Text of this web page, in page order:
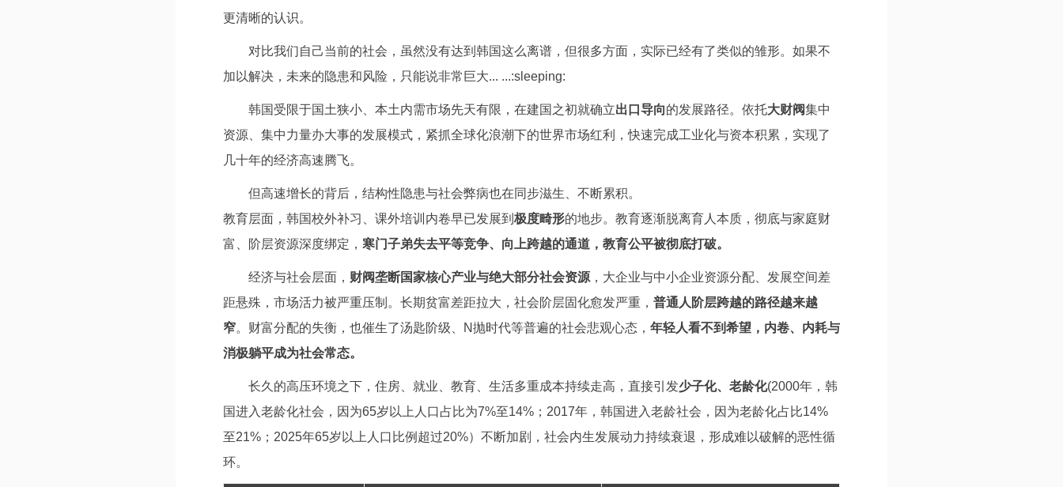
更清晰的认识。
对比我们自己当前的社会，虽然没有达到韩国这么离谱，但很多方面，实际已经有了类似的雏形。如果不
加以解决，未来的隐患和风险，只能说非常巨大... ...:sleeping:
韩国受限于国土狭小、本土内需市场先天有限，在建国之初就确立出口导向的发展路径。依托大财阀集中
资源、集中力量办大事的发展模式，紧抓全球化浪潮下的世界市场红利，快速完成工业化与资本积累，实现了
几十年的经济高速腾飞。
但高速增长的背后，结构性隐患与社会弊病也在同步滋生、不断累积。
教育层面，韩国校外补习、课外培训内卷早已发展到 极度畸形的地步。教育逐渐脱离育人本质，彻底与家庭财
富、阶层资源深度绑定， 寒门子弟失去平等竞争、向上跨越的通道，教育公平被彻底打破。
经济与社会层面， 财阀垄断国家核心产业与绝大部分社会资源 ，大企业与中小企业资源分配、发展空间差
距悬殊，市场活力被严重压制。长期贫富差距拉大，社会阶层固化愈发严重， 普通人阶层跨越的路径越来越
窄。财富分配的失衡，也催生了汤匙阶级、N抛时代等普遍的社会悲观心态， 年轻人看不到希望，内卷、内耗与
消极躺平成为社会常态。
长久的高压环境之下，住房、就业、教育、生活多重成本持续走高，直接引发少子化、老龄化(2000年，韩
国进入老龄化社会，因为65岁以上人口占比为7%至14%；2017年，韩国进入老龄社会，因为老龄化占比14%
至21%；2025年65岁以上人口比例超过20%）不断加剧，社会内生发展动力持续衰退，形成难以破解的恶性循
环。